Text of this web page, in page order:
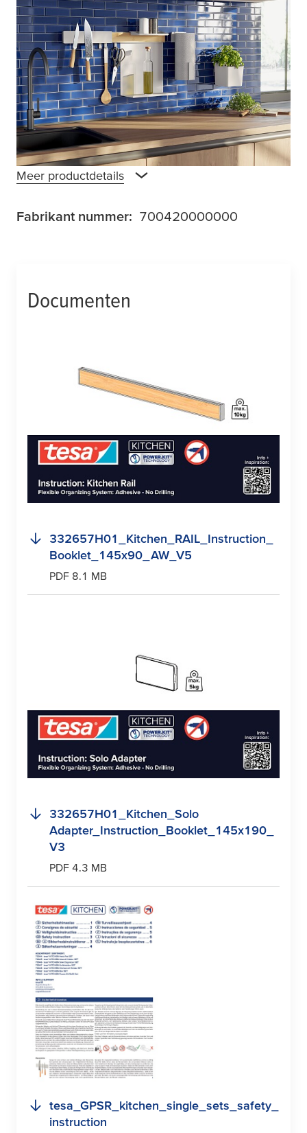
tesa® Keukenorganizer en zijn modulaire
combisets. Eenvoudig te installeren met een
innovatieve zelfklevende oplossing zonder
boren. Verkrijgbaar in combisets S, M, L en
XL, maar ook in aparte sets voor specifieke
toepassingen. Combisets en individuele sets
kunnen naar wens gecombineerd.worden
tesa® Power.kit lijm: Waarschuwing!
Meer productdetails
Fabrikant nummer: 700420000000
Documenten
332657H01_Kitchen_RAIL_Instruction_
Booklet_145x90_AW_V5
PDF 8.1 MB
332657H01_Kitchen_Solo
Adapter_Instruction_Booklet_145x190_
V3
PDF 4.3 MB
tesa _GPSR_kitchen_single_sets_safety_
instruction